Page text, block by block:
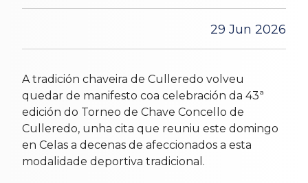
29 Jun 2026
A tradición chaveira de Culleredo volveu
quedar de manifesto coa celebración da 43ª
edición do Torneo de Chave Concello de
Culleredo, unha cita que reuniu este domingo
en Celas a decenas de afeccionados a esta
modalidade deportiva tradicional.